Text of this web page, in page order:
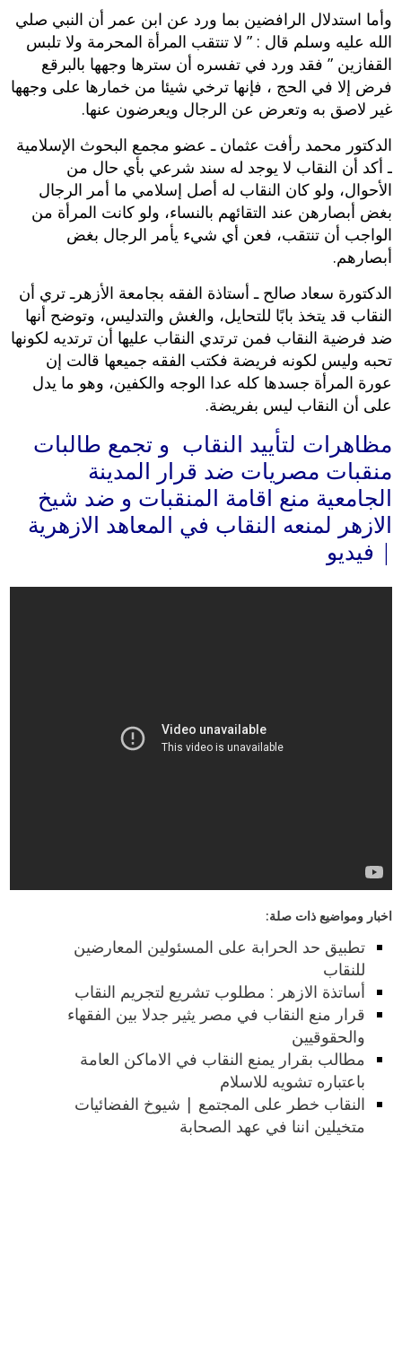
وأما استدلال الرافضين بما ورد عن ابن عمر أن النبي صلي
الله عليه وسلم قال : ” لا تنتقب المرأة المحرمة ولا تلبس
القفازين ” فقد ورد في تفسره أن سترها وجهها بالبرقع
فرض إلا في الحج ، فإنها ترخي شيئا من خمارها على وجهها
غير لاصق به وتعرض عن الرجال ويعرضون عنها.
الدكتور محمد رأفت عثمان ـ عضو مجمع البحوث الإسلامية
ـ أكد أن النقاب لا يوجد له سند شرعي بأي حال من
الأحوال، ولو كان النقاب له أصل إسلامي ما أمر الرجال
بغض أبصارهن عند التقائهم بالنساء، ولو كانت المرأة من
الواجب أن تنتقب، فعن أي شيء يأمر الرجال بغض
أبصارهم.
الدكتورة سعاد صالح ـ أستاذة الفقه بجامعة الأزهرـ تري أن
النقاب قد يتخذ بابًا للتحايل، والغش والتدليس، وتوضح أنها
ضد فرضية النقاب فمن ترتدي النقاب عليها أن ترتديه لكونها
تحبه وليس لكونه فريضة فكتب الفقه جميعها قالت إن
عورة المرأة جسدها كله عدا الوجه والكفين، وهو ما يدل
على أن النقاب ليس بفريضة.
مظاهرات لتأييد النقاب و تجمع طالبات
منقبات مصريات ضد قرار المدينة
الجامعية منع اقامة المنقبات و ضد شيخ
الازهر لمنعه النقاب في المعاهد الازهرية
| فيديو
اخبار ومواضيع ذات صلة:
تطبيق حد الحرابة على المسئولين المعارضين
للنقاب
أساتذة الازهر : مطلوب تشريع لتجريم النقاب
قرار منع النقاب في مصر يثير جدلا بين الفقهاء
والحقوقيين
مطالب بقرار يمنع النقاب في الاماكن العامة
باعتباره تشويه للاسلام
النقاب خطر على المجتمع | شيوخ الفضائيات
متخيلين اننا في عهد الصحابة